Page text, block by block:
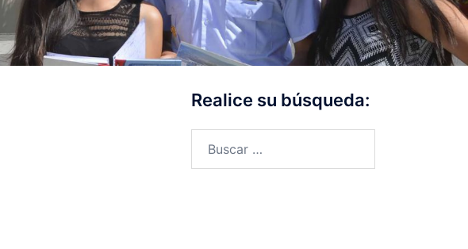
Realice su búsqueda: